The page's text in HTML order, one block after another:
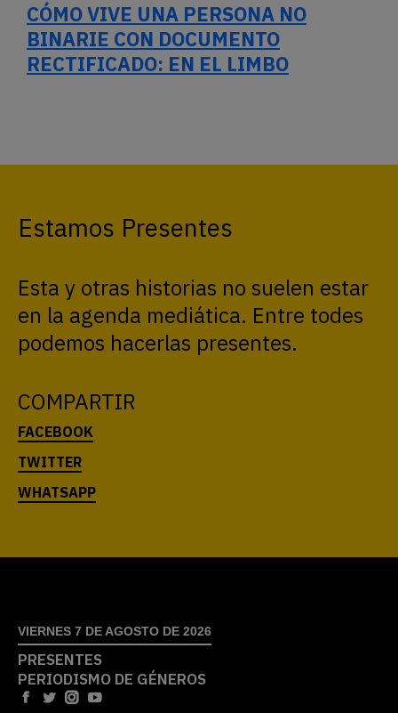
CÓMO VIVE UNA PERSONA NO
BINARIE CON DOCUMENTO
RECTIFICADO: EN EL LIMBO
Estamos Presentes
Esta y otras historias no suelen estar
en la agenda mediática. Entre todes
podemos hacerlas presentes.
COMPARTIR
VIERNES 7 DE AGOSTO DE 2026
PRESENTES
PERIODISMO DE GÉNEROS